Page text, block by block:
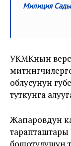
Милиция
УКМКнын
облусунун
туткунга
Жапаровдун